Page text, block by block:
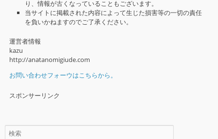
り、情報が古くなっていることもございます。
当サイトに掲載された内容によって生じた損害等の一切の責任
を負いかねますのでご了承ください。
運営者情報
kazu
http://anatanomigiude.com
お問い合わせフォーウはこちらから。
スポンサーリンク